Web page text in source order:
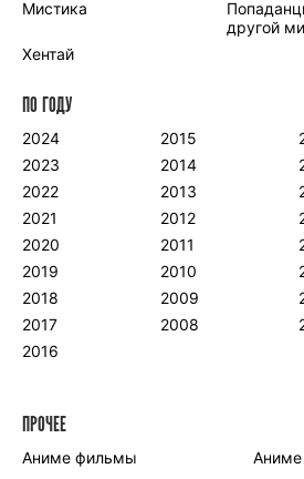
Мистика
другой
Хентай
ПО ГОДУ
2024
2023
2022
2021
2020
2019
2018
2017
2016
2015
2014
2013
2012
2011
2010
2009
2008
ПРОЧЕЕ
Аниме фильмы Аниме